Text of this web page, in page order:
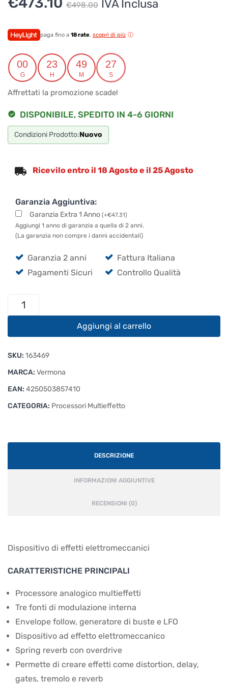
€498.00
originale
era:
€498.00.
attuale
è:
€473.10.
IVA Inclusa
paga fino a 18 rate, scopri di più
00
G
23
H
49
M
27
S
Affrettati la promozione scade!
DISPONIBILE, SPEDITO IN 4-6 GIORNI
Condizioni Prodotto:Nuovo
Ricevilo entro il 18 Agosto e il 25 Agosto
Garanzia Aggiuntiva:
Garanzia Extra 1 Anno (+€47.31)
Aggiungi 1 anno di garanzia a quella di 2 anni.
(La garanzia non compre i danni accidentali)
Garanzia 2 anni
Fattura Italiana
Pagamenti Sicuri
Controllo Qualità
Vermona
quantità
Aggiungi al carrello
SKU: 163469
MARCA: Vermona
EAN: 4250503857410
CATEGORIA: Processori Multieffetto
DESCRIZIONE
INFORMAZIONI AGGIUNTIVE
RECENSIONI (0)
Dispositivo di effetti elettromeccanici
CARATTERISTICHE PRINCIPALI
Processore analogico multieffetti
Tre fonti di modulazione interna
Envelope follow, generatore di buste e LFO
Dispositivo ad effetto elettromeccanico
Spring reverb con overdrive
Permette di creare effetti come distortion, delay,
gates, tremolo e reverb